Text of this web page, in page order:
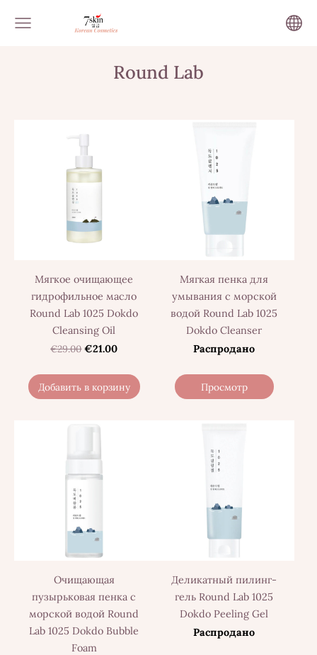
Round Lab
Мягкое очищающее
гидрофильное масло
Round Lab 1025 Dokdo
Cleansing Oil
€29.00 €21.00
Добавить в корзину
Мягкая пенка для
умывания с морской
водой Round Lab 1025
Dokdo Cleanser
Распродано
Просмотр
Очищающая
пузырьковая пенка с
морской водой Round
Lab 1025 Dokdo Bubble
Foam
Деликатный пилинг-
гель Round Lab 1025
Dokdo Peeling Gel
Распродано